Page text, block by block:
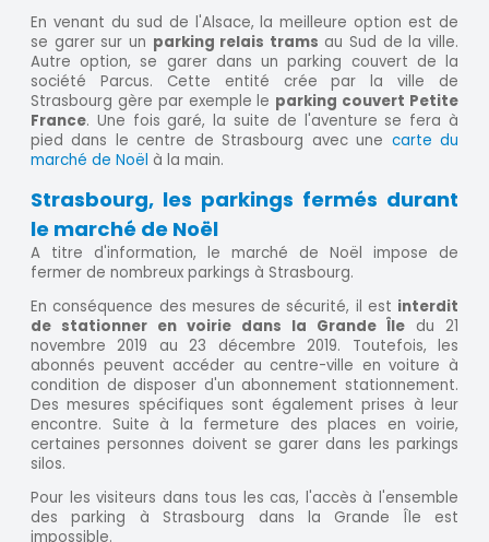
En venant du sud de l'Alsace, la meilleure option est de
se garer sur un parking relais trams au Sud de la ville.
Autre option, se garer dans un parking couvert de la
société Parcus. Cette entité crée par la ville de
Strasbourg gère par exemple le parking couvert Petite
France. Une fois garé, la suite de l'aventure se fera à
pied dans le centre de Strasbourg avec une carte du
marché de Noël à la main.
Strasbourg, les parkings fermés durant
le marché de Noël
A titre d'information, le marché de Noël impose de
fermer de nombreux parkings à Strasbourg.
En conséquence des mesures de sécurité, il est interdit
de stationner en voirie dans la Grande Île du 21
novembre 2019 au 23 décembre 2019. Toutefois, les
abonnés peuvent accéder au centre-ville en voiture à
condition de disposer d'un abonnement stationnement.
Des mesures spécifiques sont également prises à leur
encontre. Suite à la fermeture des places en voirie,
certaines personnes doivent se garer dans les parkings
silos.
Pour les visiteurs dans tous les cas, l'accès à l'ensemble
des parking à Strasbourg dans la Grande Île est
impossible.